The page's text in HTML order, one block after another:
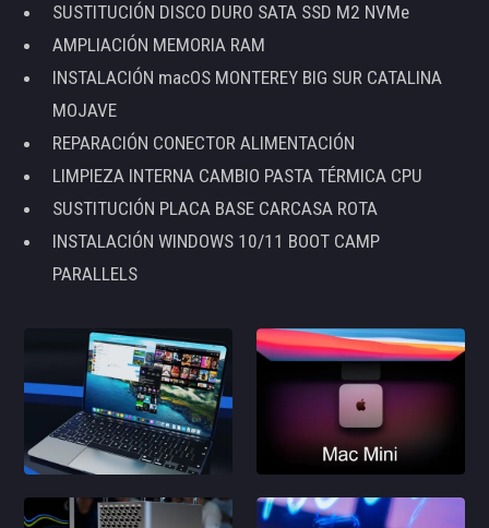
SUSTITUCIÓN DISCO DURO SATA SSD M2 NVMe
AMPLIACIÓN MEMORIA RAM
INSTALACIÓN macOS MONTEREY BIG SUR CATALINA
MOJAVE
REPARACIÓN CONECTOR ALIMENTACIÓN
LIMPIEZA INTERNA CAMBIO PASTA TÉRMICA CPU
SUSTITUCIÓN PLACA BASE CARCASA ROTA
INSTALACIÓN WINDOWS 10/11 BOOT CAMP
PARALLELS